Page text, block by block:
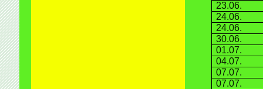
23.06.
24.06.
24.06.
30.06.
01.07.
04.07.
07.07.
07.07.